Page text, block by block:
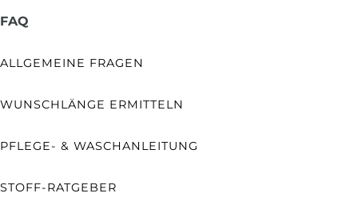
FAQ
ALLGEMEINE FRAGEN
WUNSCHLÄNGE ERMITTELN
PFLEGE- & WASCHANLEITUNG
STOFF-RATGEBER